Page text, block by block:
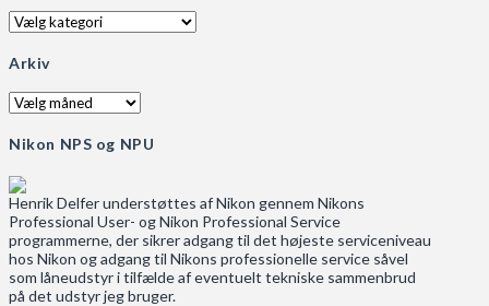
Kategorier
Arkiv
Arkiv
Nikon NPS og NPU
Henrik Delfer understøttes af Nikon gennem Nikons
Professional User- og Nikon Professional Service
programmerne, der sikrer adgang til det højeste serviceniveau
hos Nikon og adgang til Nikons professionelle service såvel
som låneudstyr i tilfælde af eventuelt tekniske sammenbrud
på det udstyr jeg bruger.